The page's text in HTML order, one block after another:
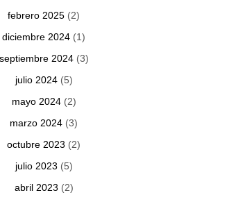
febrero 2025 (2)
diciembre 2024 (1)
septiembre 2024(3)
julio 2024(5)
mayo 2024(2)
marzo 2024 (3)
octubre 2023 (2)
julio 2023 (5)
abril 2023 (2)